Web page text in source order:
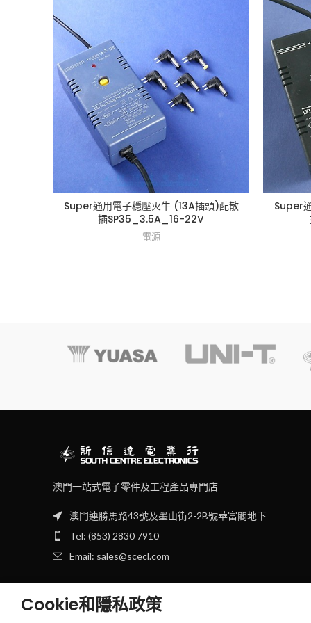
Super通用電子穩壓火牛 (13A插頭)配散
插SP35_3.5A_16-22V
電源
Super
澳門一站式電子零件及工程產品專門店
澳門連勝馬路43號及墨山街2-2B號華富閣地下
Tel: (853) 2830 7910
Email: sales@scecl.com
Cookie和隱私政策